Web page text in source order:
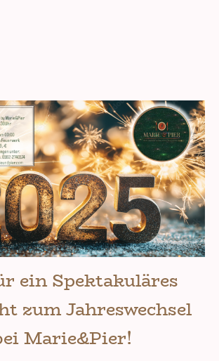
ein Spektakuläres
zum Jahreswechsel
Marie&Pier!